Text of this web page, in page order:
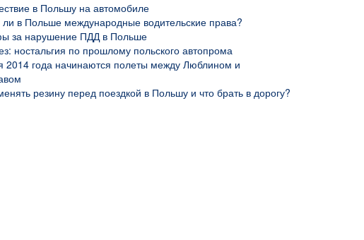
в Польшу на автомобиле
в Польше международные водительские права?
за нарушение ПДД в Польше
ностальгия по прошлому польского автопрома
2014 года начинаются полеты между Люблином и
резину перед поездкой в Польшу и что брать в дорогу?